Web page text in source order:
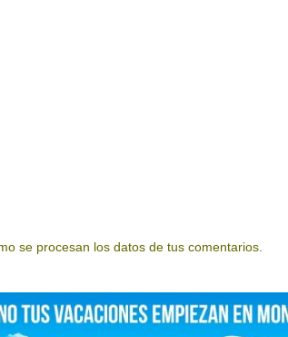
se procesan los datos de tus comentarios.